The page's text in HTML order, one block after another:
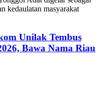
kedaulatan masyarakat
Unilak Tembus
Bawa Nama Riau